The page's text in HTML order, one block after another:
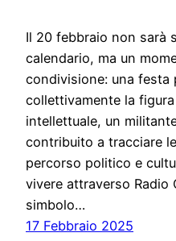
Il 20 febbraio non sarà
calendario, ma un
condivisione: una festa
collettivamente la
intellettuale, un
contribuito a tracciare
percorso politico e
vivere attraverso Radio
simbolo…
17 Febbraio 2025